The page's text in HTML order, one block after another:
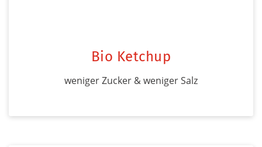
Bio Ketchup
weniger Zucker & weniger Salz